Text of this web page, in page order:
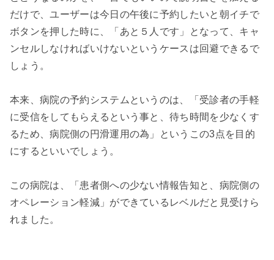
だけで、ユーザーは今日の午後に予約したいと朝イチで
ボタンを押した時に、「あと５人です」となって、キャ
ンセルしなければいけないというケースは回避できるで
しょう。
本来、病院の予約システムというのは、「受診者の手軽
に受信をしてもらえるという事と、待ち時間を少なくす
るため、病院側の円滑運用の為」というこの3点を目的
にするといいでしょう。
この病院は、「患者側への少ない情報告知と、病院側の
オペレーション軽減」ができているレベルだと見受けら
れました。